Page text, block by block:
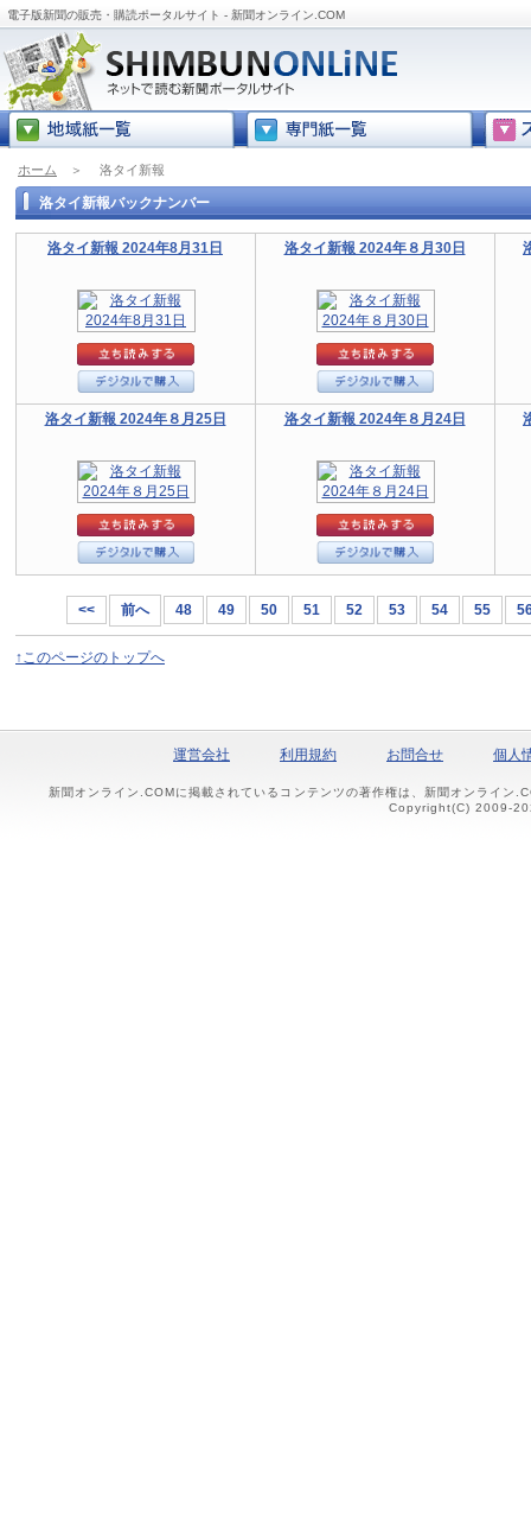
電子版新聞の販売・購読ポータルサイト - 新聞オンライン.COM
ホーム ＞ 洛タイ新報
洛タイ新報バックナンバー
洛タイ新報 2024年8月31日 洛タイ新報 2024年８月30日
洛タイ新報 2024年８月25日 洛タイ新報 2024年８月24日
<< 前へ 48 49 50 51 52 53 54 55
↑このページのトップへ
運営会社 利用規約 お問合せ 個人
新聞オンライン.COMに掲載されているコンテンツの著作権は、新聞オンライン
Copyright(C) 2009-